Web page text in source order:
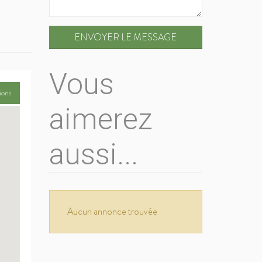
ENVOYER LE MESSAGE
Vous
aimerez
aussi...
Aucun annonce trouvée